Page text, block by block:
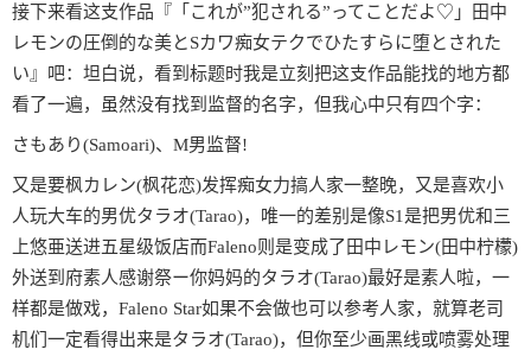
接下来看这支作品『「これが”犯される”ってことだよ♡」田中
レモンの圧倒的な美とSカワ痴女テクでひたすらに堕とされた
い』吧：坦白说，看到标题时我是立刻把这支作品能找的地方都
看了一遍，虽然没有找到监督的名字，但我心中只有四个字：
さもあり(Samoari)、M男监督!
又是要枫カレン(枫花恋)发挥痴女力搞人家一整晚，又是喜欢小
人玩大车的男优タラオ(Tarao)，唯一的差别是像S1是把男优和三
上悠亜送进五星级饭店而Faleno则是变成了田中レモン(田中柠檬)
外送到府素人感谢祭ー你妈妈的タラオ(Tarao)最好是素人啦，一
样都是做戏，Faleno Star如果不会做也可以参考人家，就算老司
机们一定看得出来是タラオ(Tarao)，但你至少画黑线或喷雾处理